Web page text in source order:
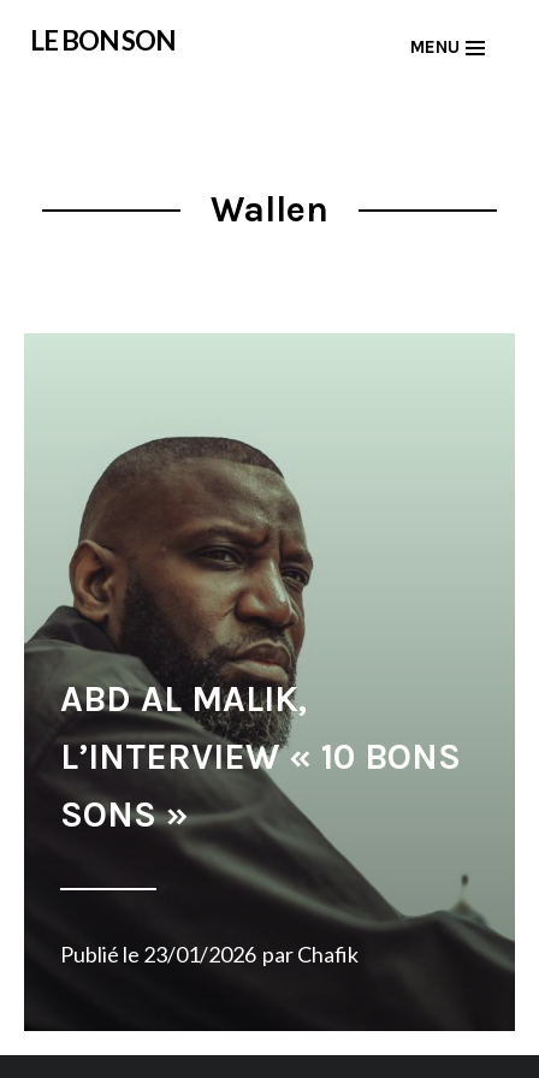
LE BON SON MENU
Wallen
ABD AL MALIK,
L’INTERVIEW « 10 BONS
SONS »
Publié le 23/01/2026 parChafik